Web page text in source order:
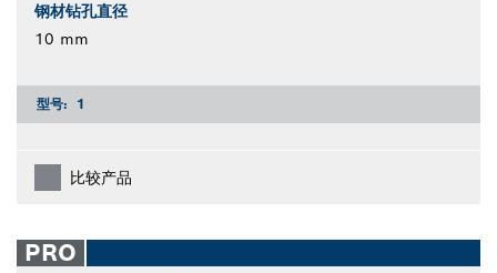
钢材钻孔直径
10 mm
型号: 1
比较产品
PRO